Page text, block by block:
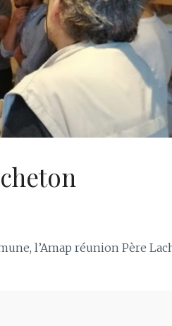
l’Amap réunion Père
mar
Août
19:00
20:30
Cyclofficine
août 2026